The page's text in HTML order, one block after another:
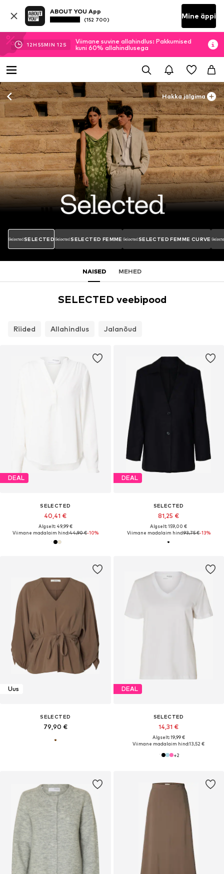
ABOUT YOU App
(152 700) Mine äppi
12H 55MIN 10 S
Viimane suvine allahindlus: Pakkumised
kuni 60% allahindlusega
Hakka jälgima
SELECTED SELECTED FEMME SELECTED FEMME CURVE
NAISED MEHED
SELECTED veebipood
Riided Allahindlus Jalanõud
DEAL
SELECTED
40,41 €
Algselt: 49,99 €
Viimane madalaim hind:44,90 €-10%
DEAL
SELECTED
81,25 €
Algselt: 159,00 €
Viimane madalaim hind:93,75 €-13%
Uus
SELECTED
79,90 €
DEAL
SELECTED
14,31 €
Algselt: 19,99 €
Viimane madalaim hind:13,52 €
+2